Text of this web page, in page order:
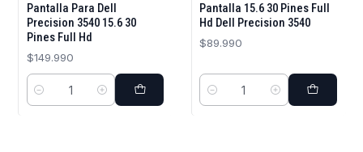
Pantalla Para Dell
Precision 3540 15.6 30
Pines Full Hd
$149.990
Cantidad
Pantalla 15.6 30 Pines Full
Hd Dell Precision 3540
$89.990
Cantidad